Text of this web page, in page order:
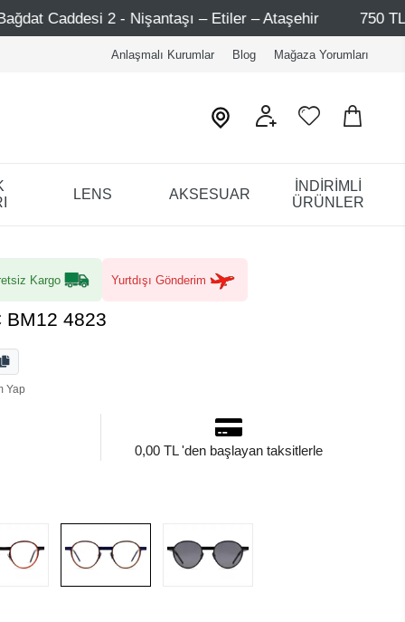
– Etiler – Ataşehir 750 TL Üzeri
Anlaşmalı Kurumlar Blog Mağaza Yorumları
LENS AKSESUAR
İNDİRİMLİ
ÜRÜNLER
Kargo Yurtdışı Gönderim
BM12 4823
Yap
0,00 TL 'den başlayan taksitlerle